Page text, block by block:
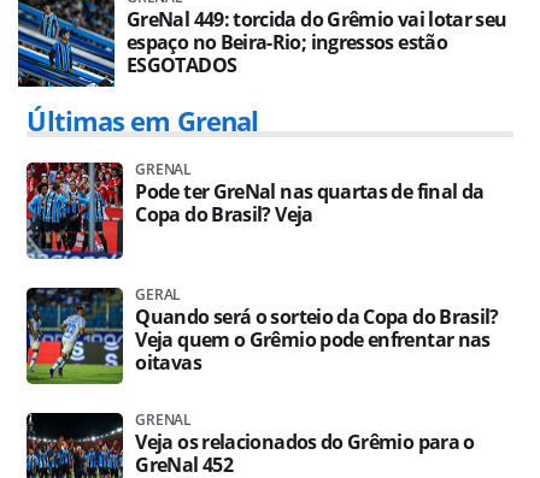
GreNal 449: torcida do Grêmio vai lotar seu
espaço no Beira-Rio; ingressos estão
ESGOTADOS
Últimas em Grenal
GRENAL
Pode ter GreNal nas quartas de final da
Copa do Brasil? Veja
GERAL
Quando será o sorteio da Copa do Brasil?
Veja quem o Grêmio pode enfrentar nas
oitavas
GRENAL
Veja os relacionados do Grêmio para o
GreNal 452